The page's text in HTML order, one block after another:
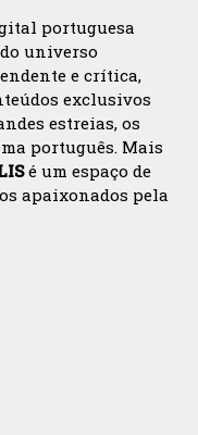
portuguesa
universo
e crítica,
exclusivos
estreias, os
português. Mais
é um espaço de
apaixonados pela